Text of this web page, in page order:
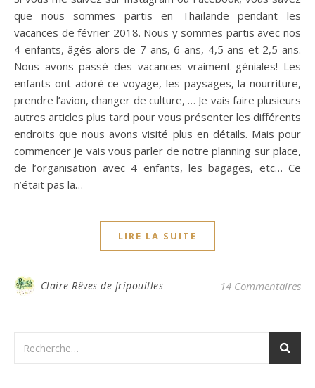
que nous sommes partis en Thaïlande pendant les
vacances de février 2018. Nous y sommes partis avec nos
4 enfants, âgés alors de 7 ans, 6 ans, 4,5 ans et 2,5 ans.
Nous avons passé des vacances vraiment géniales! Les
enfants ont adoré ce voyage, les paysages, la nourriture,
prendre l’avion, changer de culture, … Je vais faire plusieurs
autres articles plus tard pour vous présenter les différents
endroits que nous avons visité plus en détails. Mais pour
commencer je vais vous parler de notre planning sur place,
de l’organisation avec 4 enfants, les bagages, etc… Ce
n’était pas la…
LIRE LA SUITE
Claire Rêves de fripouilles 14 Commentaires